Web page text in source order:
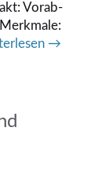
Vorab-
→